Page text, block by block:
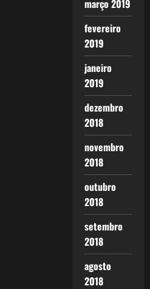
março 2019
fevereiro
2019
janeiro
2019
dezembro
2018
novembro
2018
outubro
2018
setembro
2018
agosto
2018